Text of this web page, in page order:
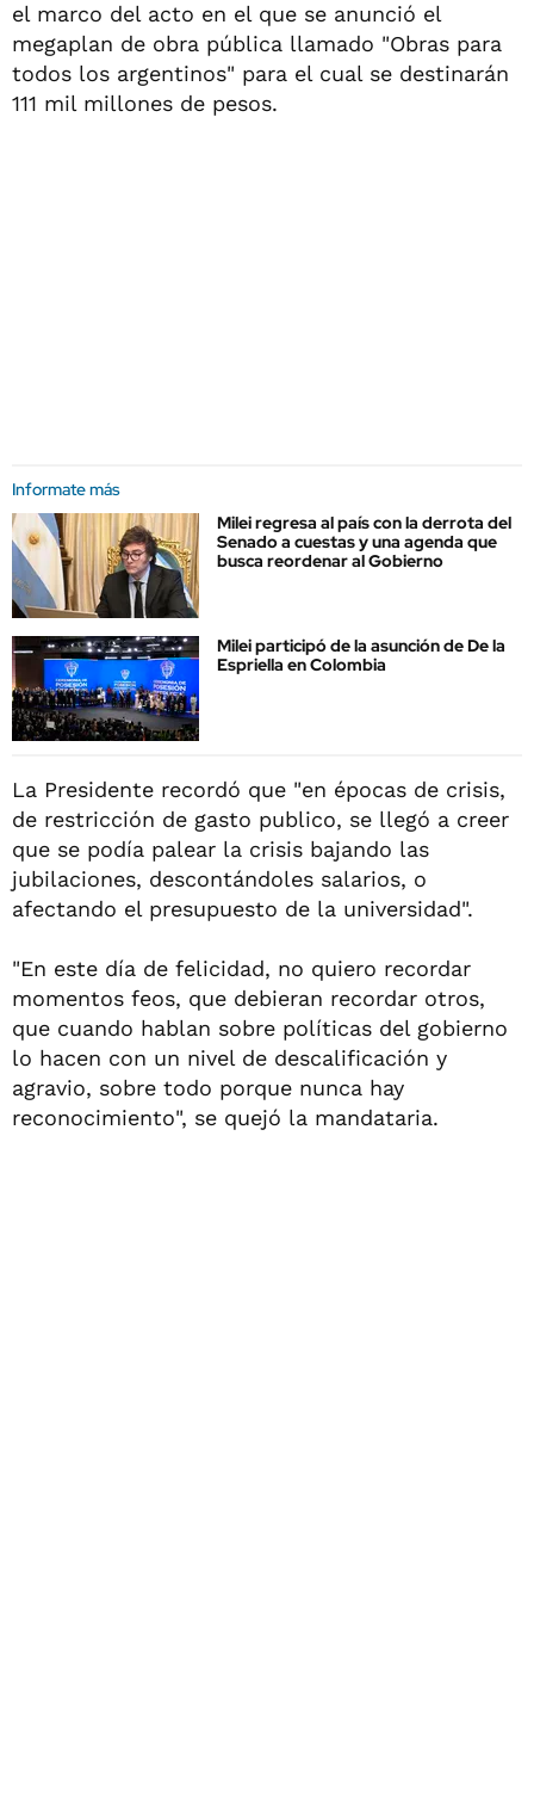
el marco del acto en el que se anunció el
megaplan de obra pública llamado "Obras para
todos los argentinos" para el cual se destinarán
111 mil millones de pesos.
Informate más
Milei regresa al país con la derrota del
Senado a cuestas y una agenda que
busca reordenar al Gobierno
Milei participó de la asunción de De la
Espriella en Colombia
La Presidente recordó que "en épocas de crisis,
de restricción de gasto publico, se llegó a creer
que se podía palear la crisis bajando las
jubilaciones, descontándoles salarios, o
afectando el presupuesto de la universidad".
"En este día de felicidad, no quiero recordar
momentos feos, que debieran recordar otros,
que cuando hablan sobre políticas del gobierno
lo hacen con un nivel de descalificación y
agravio, sobre todo porque nunca hay
reconocimiento", se quejó la mandataria.